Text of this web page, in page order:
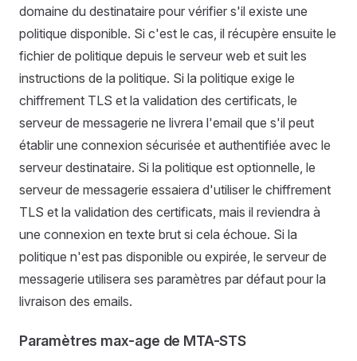
domaine du destinataire pour vérifier s'il existe une
politique disponible. Si c'est le cas, il récupère ensuite le
fichier de politique depuis le serveur web et suit les
instructions de la politique. Si la politique exige le
chiffrement TLS et la validation des certificats, le
serveur de messagerie ne livrera l'email que s'il peut
établir une connexion sécurisée et authentifiée avec le
serveur destinataire. Si la politique est optionnelle, le
serveur de messagerie essaiera d'utiliser le chiffrement
TLS et la validation des certificats, mais il reviendra à
une connexion en texte brut si cela échoue. Si la
politique n'est pas disponible ou expirée, le serveur de
messagerie utilisera ses paramètres par défaut pour la
livraison des emails.
Paramètres max-age de MTA-STS